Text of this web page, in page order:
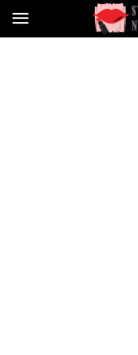
Studioniezapominajka.pl